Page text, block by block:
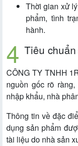
Thời gian xử
phẩm, tình
hành.
Tiêu
CÔNG TY TNHH
nguồn gốc rõ
nhập khẩu, nhà
Thông tin về đặc
dụng sản phẩm
tài liệu do nhà sản